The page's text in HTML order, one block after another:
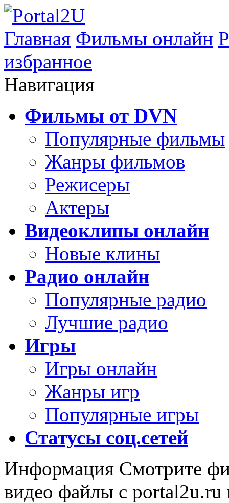
Главная Фильмы онлайн
избранное
Навигация
Фильмы от DVN
Популярные фильмы
Жанры фильмов
Режисеры
Актеры
Видеоклипы онлайн
Новые клины
Радио онлайн
Популярные радио
Лучшие радио
Игры
Игры онлайн
Жанры игр
Популярные игры
Статусы соц.сетей
Информация Смотрите
видео файлы с